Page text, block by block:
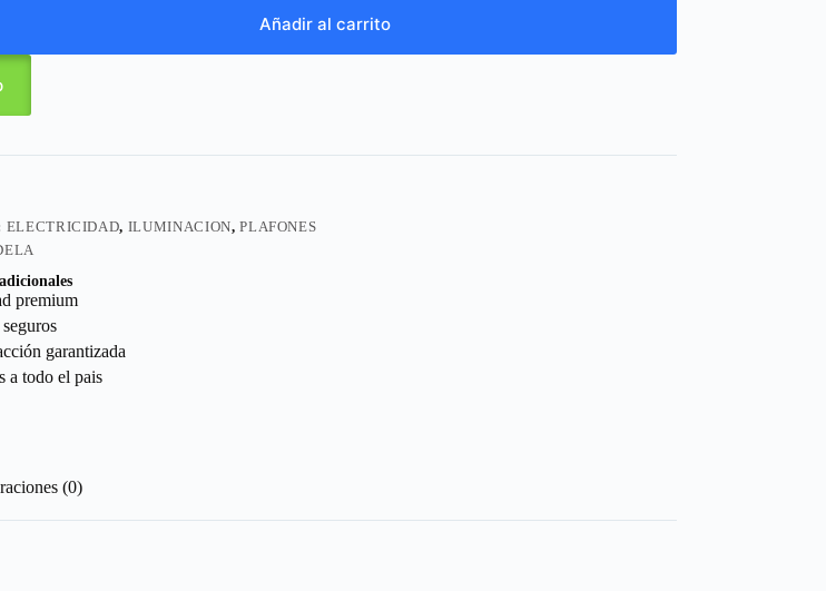
Añadir al carrito
ELECTRICIDAD, ILUMINACION,PLAFONES
premium
garantizada
a todo el pais
(0)